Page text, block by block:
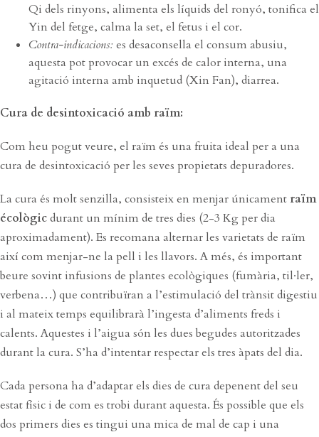
Qi dels rinyons, alimenta els líquids del ronyó, tonifica el
Yin del fetge, calma la set, el fetus i el cor.
Contra-indicacions: es desaconsella el consum abusiu,
aquesta pot provocar un excés de calor interna, una
agitació interna amb inquetud (Xin Fan), diarrea.
Cura de desintoxicació amb raïm:
Com heu pogut veure, el raïm és una fruita ideal per a una
cura de desintoxicació per les seves propietats depuradores.
La cura és molt senzilla, consisteix en menjar únicament raïm
écològicdurant un mínim de tres dies (2-3 Kg per dia
aproximadament). Es recomana alternar les varietats de raïm
així com menjar-ne la pell i les llavors. A més, és important
beure sovint infusions de plantes ecològiques (fumària, til·ler,
verbena…) que contribuïran a l’estimulació del trànsit digestiu
i al mateix temps equilibrarà l’ingesta d’aliments freds i
calents. Aquestes i l’aigua són les dues begudes autoritzades
durant la cura. S’ha d’intentar respectar els tres àpats del dia.
Cada persona ha d’adaptar els dies de cura depenent del seu
estat físic i de com es trobi durant aquesta. És possible que els
dos primers dies es tingui una mica de mal de cap i una